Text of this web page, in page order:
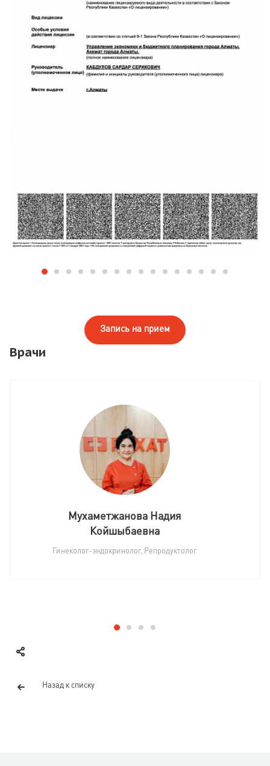
Запись на прием
Врачи
Мухаметжанова Надия
Койшыбаевна
Гинеколог-эндокринолог, Репродуктолог
Назад к списку